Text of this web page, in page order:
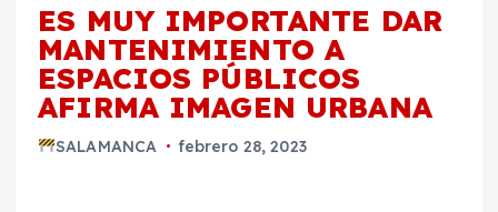
ES MUY IMPORTANTE DAR
MANTENIMIENTO A
ESPACIOS PÚBLICOS
AFIRMA IMAGEN URBANA
SALAMANCA febrero 28, 2023